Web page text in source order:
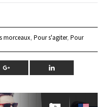
morceaux, Pour s'agiter, Pour